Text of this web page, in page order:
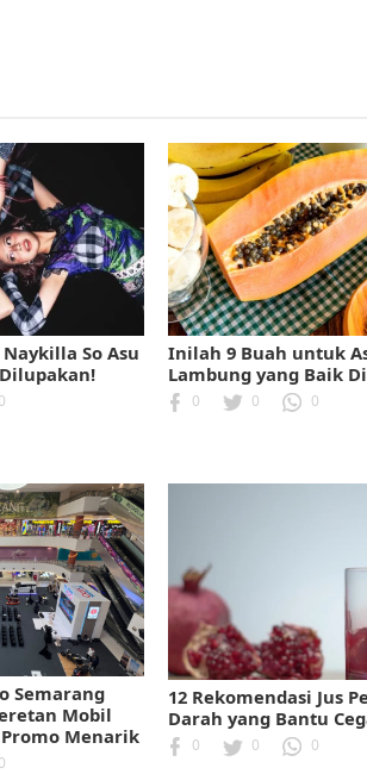
So Asu
0
Inilah 9 Buah untuk
Lambung yang Baik
0 0 0
Semarang
Mobil
Menarik
0
12 Rekomendasi Jus
Darah yang Bantu
0 0 0